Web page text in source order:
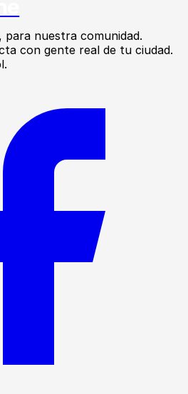
para nuestra comunidad.
con gente real de tu ciudad.